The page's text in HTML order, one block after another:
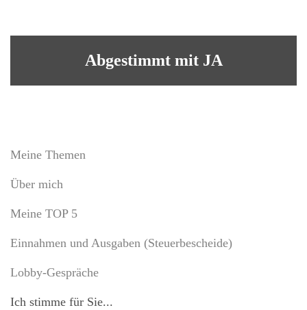
Abgestimmt mit JA
Meine Themen
Über mich
Meine TOP 5
Einnahmen und Ausgaben (Steuerbescheide)
Lobby-Gespräche
Ich stimme für Sie...